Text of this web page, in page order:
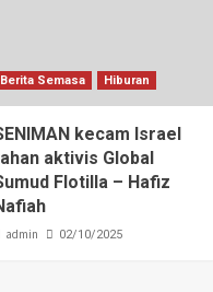
Berita Semasa Hiburan
kecam Israel
aktivis Global
Flotilla – Hafiz
admin 02/10/2025